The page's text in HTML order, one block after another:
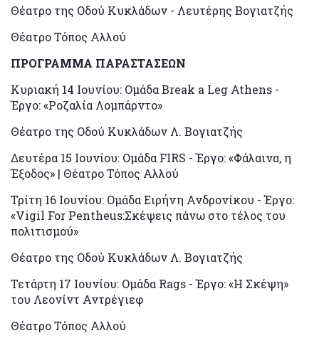
Θέατρο της Οδού Κυκλάδων - Λευτέρης Βογιατζής
Θέατρο Τόπος Αλλού
ΠΡΟΓΡΑΜΜΑ ΠΑΡΑΣΤΑΣΕΩΝ
Κυριακή 14 Ιουνίου: Ομάδα Break a Leg Athens -
Έργο: «Ροζαλία Λομπάρντο»
Θέατρο της Οδού Κυκλάδων Λ. Βογιατζής
Δευτέρα 15 Ιουνίου: Ομάδα FIRS - Έργο: «Φάλαινα, η
Έξοδος» | Θέατρο Τόπος Αλλού
Τρίτη 16 Ιουνίου: Ομάδα Ειρήνη Ανδρονίκου - Έργο:
«Vigil For Pentheus:Σκέψεις πάνω στο τέλος του
πολιτισμού»
Θέατρο της Οδού Κυκλάδων Λ. Βογιατζής
Τετάρτη 17 Ιουνίου: Ομάδα Rags - Έργο: «Η Σκέψη»
του Λεονίντ Αντρέγιεφ
Θέατρο Τόπος Αλλού